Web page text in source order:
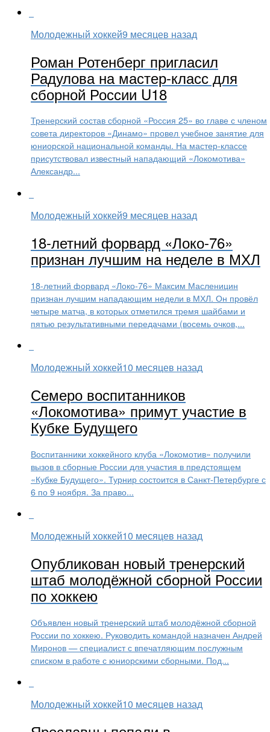
Молодежный хоккей9 месяцев назад
Роман Ротенберг пригласил
Радулова на мастер-класс для
сборной России U18
Тренерский состав сборной «Россия 25» во главе с членом
совета директоров «Динамо» провел учебное занятие для
юниорской национальной команды. На мастер-классе
присутствовал известный нападающий «Локомотива»
Александр...
Молодежный хоккей9 месяцев назад
18-летний форвард «Локо-76»
признан лучшим на неделе в МХЛ
18-летний форвард «Локо-76» Максим Масленицин
признан лучшим нападающим недели в МХЛ. Он провёл
четыре матча, в которых отметился тремя шайбами и
пятью результативными передачами (восемь очков,...
Молодежный хоккей10 месяцев назад
Семеро воспитанников
«Локомотива» примут участие в
Кубке Будущего
Воспитанники хоккейного клуба «Локомотив» получили
вызов в сборные России для участия в предстоящем
«Кубке Будущего». Турнир состоится в Санкт-Петербурге с
6 по 9 ноября. За право...
Молодежный хоккей10 месяцев назад
Опубликован новый тренерский
штаб молодёжной сборной России
по хоккею
Объявлен новый тренерский штаб молодёжной сборной
России по хоккею. Руководить командой назначен Андрей
Миронов — специалист с впечатляющим послужным
списком в работе с юниорскими сборными. Под...
Молодежный хоккей10 месяцев назад